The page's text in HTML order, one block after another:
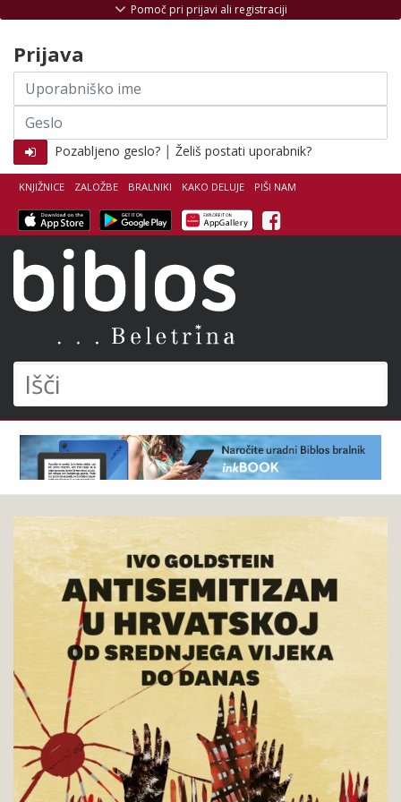
Išči
KNJIŽNICE ZALOŽBE BRALNIKI KAKO DELUJE PIŠI NAM
Facebook
Pomoč pri prijavi ali registraciji
Prijava
Uporabniško
ime
Geslo
Pozabljeno geslo? | Želiš postati uporabnik?
Ivo
Goldstein
Antisemitizam
Hrvatskoj
od
srednjega
vijeka
Pokukaj
v
knjigo